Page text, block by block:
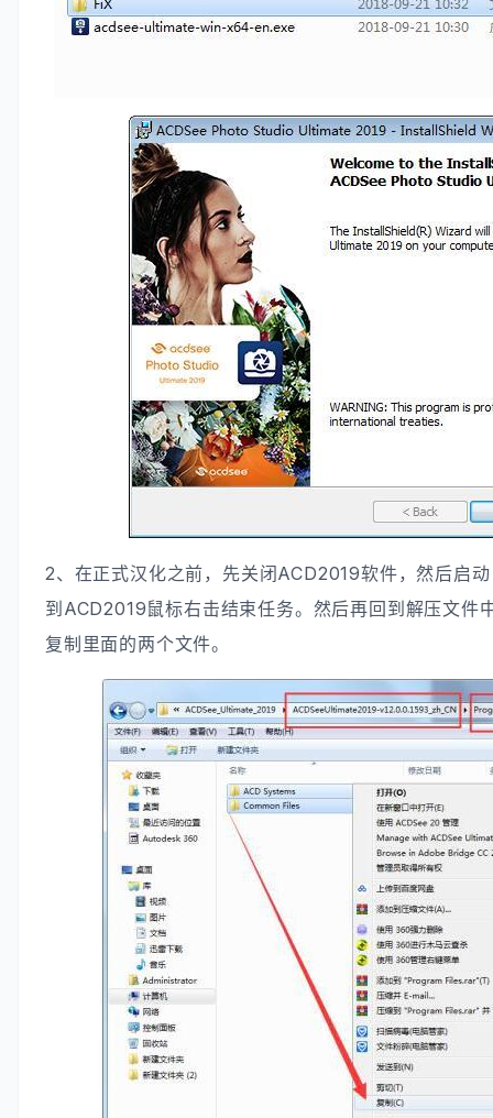
2、在正式汉化之前，先关闭ACD2019软件，然后启
到ACD2019鼠标右击结束任务。然后再回到解压文
复制里面的两个文件。